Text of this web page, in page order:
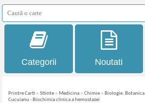
Categorii Noutati
Printre Carti »Stiinte » Medicina »Chimie » Biologie. Botanica
Cucuianu - Biochimia clinica a hemostazei